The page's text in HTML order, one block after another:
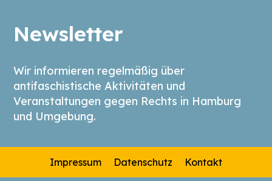
Newsletter
Wir informieren regelmäßig über
antifaschistische Aktivitäten und
Veranstaltungen gegen Rechts in Hamburg
und Umgebung.
Impressum Datenschutz Kontakt